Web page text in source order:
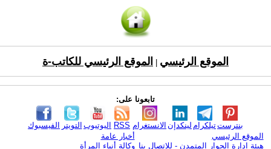
الموقع الرئيسي الموقع الرئيسي للكاتب-ة
تابعونا على:
الفيسبوك التويتر اليوتيوب RSS الانستغرام لينكدإن تيلكرامبنترست
الموقع الرئيسي
هيئة ادارة الحوار المتمدن - للإتصال بنا
أخبار عامة
وكالة أنباء المرأة